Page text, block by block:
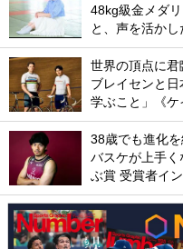
48kg級金メダ
と、声を活か
世界の頂点に君
ブレイセンと
学ぶこと」《ケ
38歳でも進化
バスケが上手
ぶ賞 受賞者イン